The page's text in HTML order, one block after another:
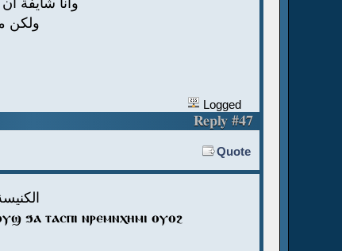
وانا شايفة
ولكن
Logged
Reply #47
Quote
ϧⲁ ⲧⲁⲥⲡⲓ ⲛⲣⲉⲙⲛⲭⲏⲙⲓ ⲟⲩⲟϩ